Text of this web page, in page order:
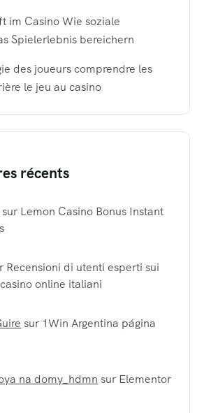
im Casino Wie soziale
Spielerlebnis bereichern
des joueurs comprendre les
le jeu au casino
récents
sur Lemon Casino Bonus Instant
Recensioni di utenti esperti sui
online italiani
sur 1Win Argentina página
na domy_hdmn sur Elementor